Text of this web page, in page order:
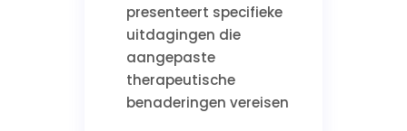
presenteert specifieke
uitdagingen die
aangepaste
therapeutische
benaderingen vereisen